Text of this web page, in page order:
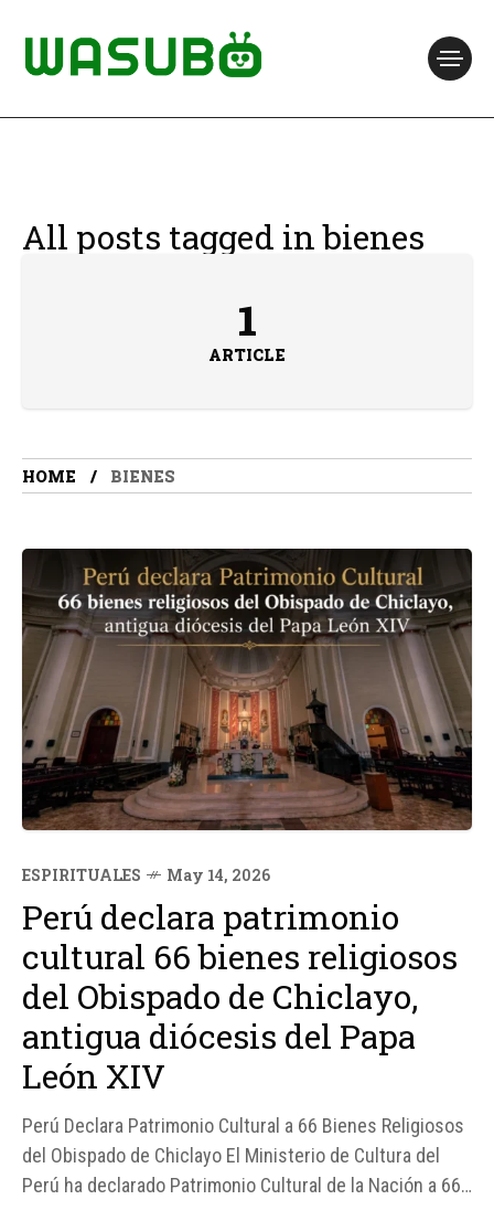
All posts tagged in bienes
1
ARTICLE
HOME BIENES
ESPIRITUALES May 14, 2026
Perú declara patrimonio
cultural 66 bienes religiosos
del Obispado de Chiclayo,
antigua diócesis del Papa
León XIV
Perú Declara Patrimonio Cultural a 66 Bienes Religiosos
del Obispado de Chiclayo El Ministerio de Cultura del
Perú ha declarado Patrimonio Cultural de la Nación a 66